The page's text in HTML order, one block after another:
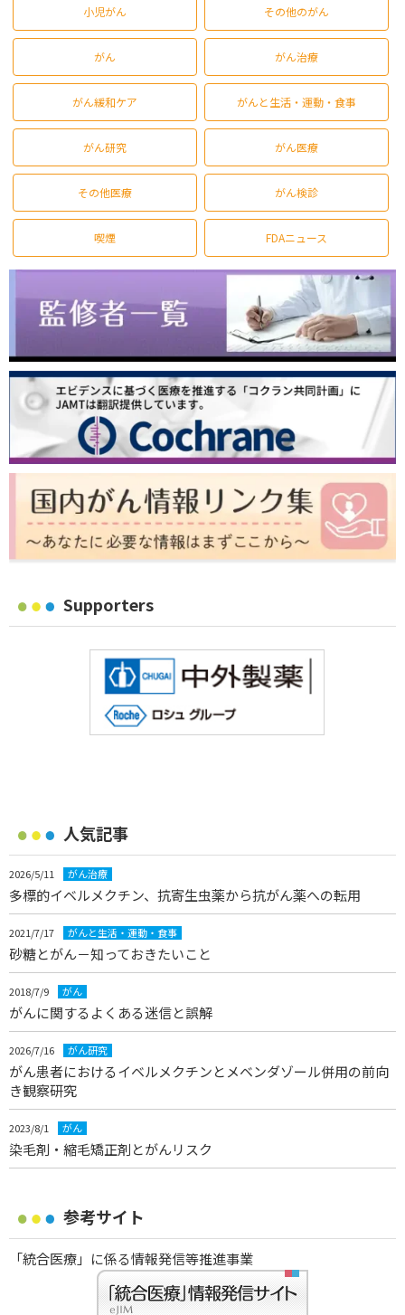
小児がん その他のがん
がん がん治療
がん緩和ケア がんと生活・運動・食事
がん研究 がん医療
その他医療 がん検診
喫煙 FDAニュース
Supporters
人気記事
2026/5/11 がん治療
多標的イベルメクチン、抗寄生虫薬から抗がん薬への転用
2021/7/17 がんと生活・運動・食事
砂糖とがん－知っておきたいこと
2018/7/9 がん
がんに関するよくある迷信と誤解
2026/7/16 がん研究
がん患者におけるイベルメクチンとメベンダゾール併用の前向
き観察研究
2023/8/1 がん
染毛剤・縮毛矯正剤とがんリスク
参考サイト
「統合医療」に係る情報発信等推進事業